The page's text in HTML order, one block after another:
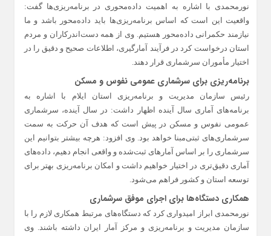
نورمحمدی با اشاره به اهمیت داده‌محوری در برنامه‌ریزی‌ها گفت:
واقعیت این است که اساس برنامه‌ریزی‌ها باید داده‌محور باشد و ما
نیازمند حکمرانی داده‌محور هستیم. وی از همه دست‌اندرکاران و مردم
استان درخواست کرد در فرآیند آمارگیری، اطلاعات صحیح و دقیق را در
اختیار مأموران سرشماری قرار دهند.
برنامه‌ریزی برای سرشماری عمومی نفوس و مسکن
رئیس سازمان مدیریت و برنامه‌ریزی استان ایلام با اشاره به
برنامه‌های آماری سال آینده اظهار داشت: در سال آینده، سرشماری
عمومی نفوس و مسکن در پیش است که هدف آن حرکت به سمت
سرشماری‌های ثبتی‌مبنا خواهد بود. وی افزود: هرچه بیشتر بتوانیم این
سرشماری را بر اساس آمارهای ثبت‌شده و واقعی انجام دهیم، داده‌های
آماری دقیق‌تری در اختیار خواهیم داشت و امکان برنامه‌ریزی بهتر برای
توسعه استان و کشور فراهم می‌شود.
همکاری دستگاه‌ها برای اجرای موفق سرشماری
نورمحمدی ابراز امیدواری کرد که دستگاه‌های مرتبط همکاری لازم را با
سازمان مدیریت و برنامه‌ریزی و مرکز آمار ایران داشته باشند. وی